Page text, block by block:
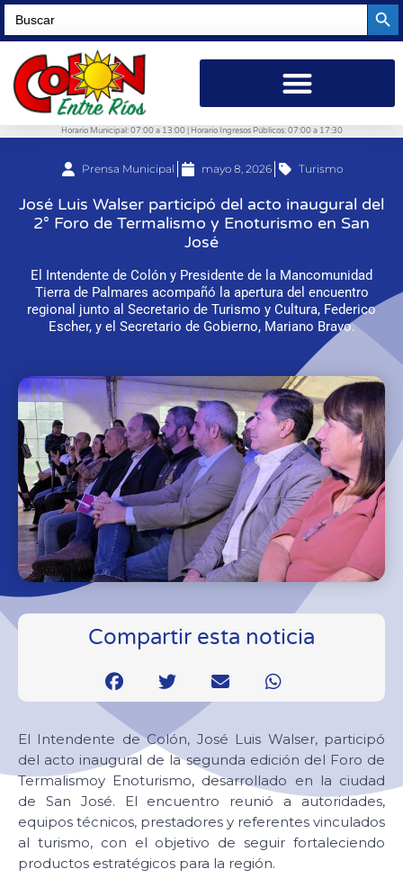
Search
for:
Horario Municipal: 07:00 a 13:00 | Horario Ingresos Públicos: 07:00 a 17:30
Prensa Municipal mayo 8, 2026 Turismo
José Luis Walser participó del acto inaugural del
2° Foro de Termalismo y Enoturismo en San
José
El Intendente de Colón y Presidente de la Mancomunidad
Tierra de Palmares acompañó la apertura del encuentro
regional junto al Secretario de Turismo y Cultura, Federico
Escher, y el Secretario de Gobierno, Mariano Bravo.
Compartir esta noticia
El Intendente de Colón, José Luis Walser, participó
del acto inaugural de la segunda edición del Foro de
Termalismoy Enoturismo, desarrollado en la ciudad
de San José. El encuentro reunió a autoridades,
equipos técnicos, prestadores y referentes vinculados
al turismo, con el objetivo de seguir fortaleciendo
productos estratégicos para la región.